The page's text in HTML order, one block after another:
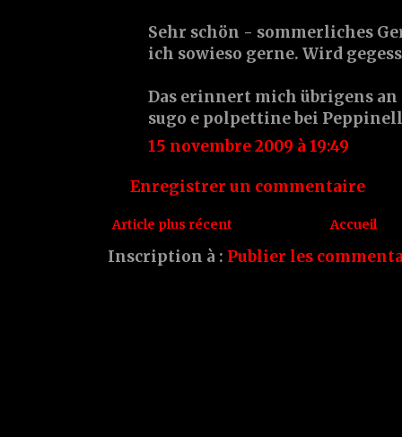
Sehr schön - sommerliches
ich sowieso gerne. Wird
Das erinnert mich übrigens
sugo e polpettine bei
15 novembre 2009 à 19:49
Enregistrer un commentaire
Article plus récent Accueil
Inscription à : Publier les